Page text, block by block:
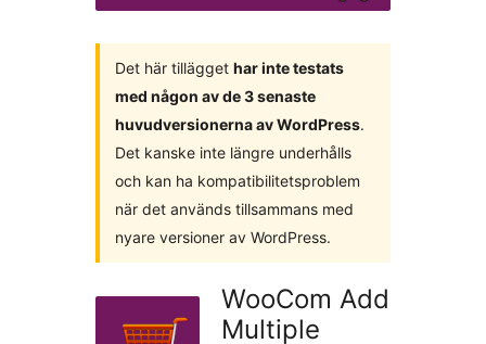
Det här tillägget har inte testats
med någon av de 3 senaste
huvudversionerna av WordPress.
Det kanske inte längre underhålls
och kan ha kompatibilitetsproblem
när det används tillsammans med
nyare versioner av WordPress.
WooCom Add
Multiple